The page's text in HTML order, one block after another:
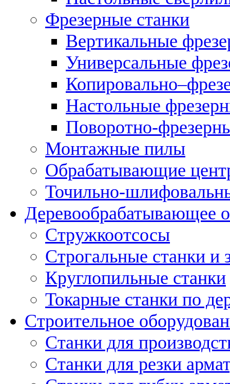
Фрезерные станки
Вертикальные
Универсальные
Настольные
Поворотно-
Монтажные пилы
Обрабатывающие
Точильно-
Деревообрабатывающее
Стружкоотсосы
Строгальные станки и
Круглопильные станки
Токарные станки по
Строительное
Станки для
Станки для резки